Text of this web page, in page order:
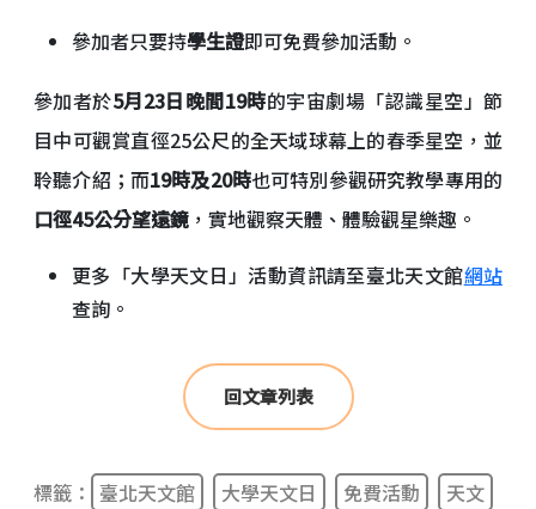
參加者只要持學生證即可免費參加活動。
參加者於5月23日晚間19時的宇宙劇場「認識星空」節
目中可觀賞直徑25公尺的全天域球幕上的春季星空，並
聆聽介紹；而19時及20時也可特別參觀研究教學專用的
口徑45公分望遠鏡 ，實地觀察天體、體驗觀星樂趣。
更多「大學天文日」活動資訊請至臺北天文館網站
查詢。
回文章列表
標籤： 臺北天文館 大學天文日 免費活動
天文